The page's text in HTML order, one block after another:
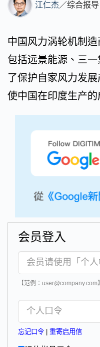
江仁杰 ／综合报导
中国风力涡轮机制
包括远景能源、三
了保护自家风力发
使中国在印度生产的
会员登入
【范例：user@company.com】
忘记口令 重寄启用信